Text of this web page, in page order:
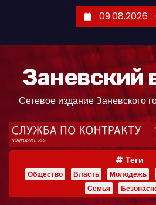
09.08.2026
Заневский
Сетевое издание Заневского
Теги
Общество Власть Молодёжь
Семья